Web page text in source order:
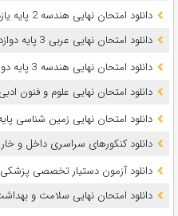
دانلود امتحان نهایی هندسه 2 پایه یازدهم تیر 1405 + پاسخ
دانلود امتحان نهایی عربی 3 پایه دوازدهم تیر 1405 + پاسخ
دانلود امتحان نهایی هندسه 3 پایه دوازدهم تیر 1405
دانلود امتحان نهایی علوم و فنون ادبی 3 پایه دوازدهم تیر 1405
دانلود امتحان نهایی زمین شناسی پایه
دانلود کنکورهای سراسری داخل و خارج از
دانلود آزمون دستیار تخصصی پزشکی سال 1405 +
دانلود امتحان نهایی سلامت و بهداشت پایه